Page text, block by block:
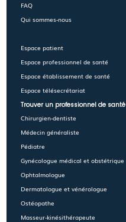
FAQ
Qui sommes-nous
Espace patient
Espace professionnel de santé
Espace établissement de santé
Espace télésecrétariat
Trouver un professionnel de santé
Chirurgien-dentiste
Médecin généraliste
Pédiatre
Gynécologue médical et obstétrique
Ophtalmologue
Dermatologue et vénérologue
Ostéopathe
Masseur-kinésithérapeute